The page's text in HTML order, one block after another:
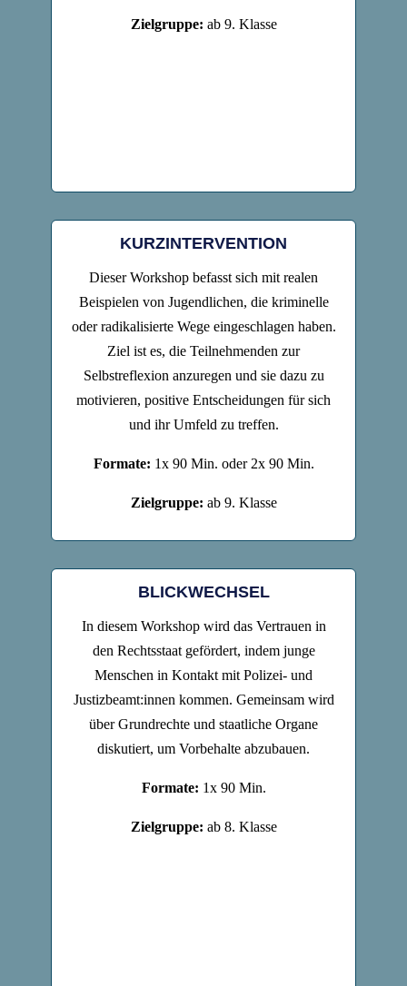
Zielgruppe: ab 9. Klasse
KURZINTERVENTION
Dieser Workshop befasst sich mit realen
Beispielen von Jugendlichen, die kriminelle
oder radikalisierte Wege eingeschlagen haben.
Ziel ist es, die Teilnehmenden zur
Selbstreflexion anzuregen und sie dazu zu
motivieren, positive Entscheidungen für sich
und ihr Umfeld zu treffen.
Formate: 1x 90 Min. oder 2x 90 Min.
Zielgruppe: ab 9. Klasse
BLICKWECHSEL
In diesem Workshop wird das Vertrauen in
den Rechtsstaat gefördert, indem junge
Menschen in Kontakt mit Polizei- und
Justizbeamt:innen kommen. Gemeinsam wird
über Grundrechte und staatliche Organe
diskutiert, um Vorbehalte abzubauen.
Formate: 1x 90 Min.
Zielgruppe: ab 8. Klasse